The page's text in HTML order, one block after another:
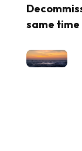
same time